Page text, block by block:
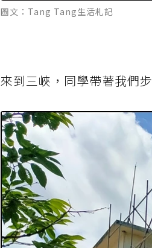
圖文：Tang Tang生活札記
來到三峽，同學帶著我們